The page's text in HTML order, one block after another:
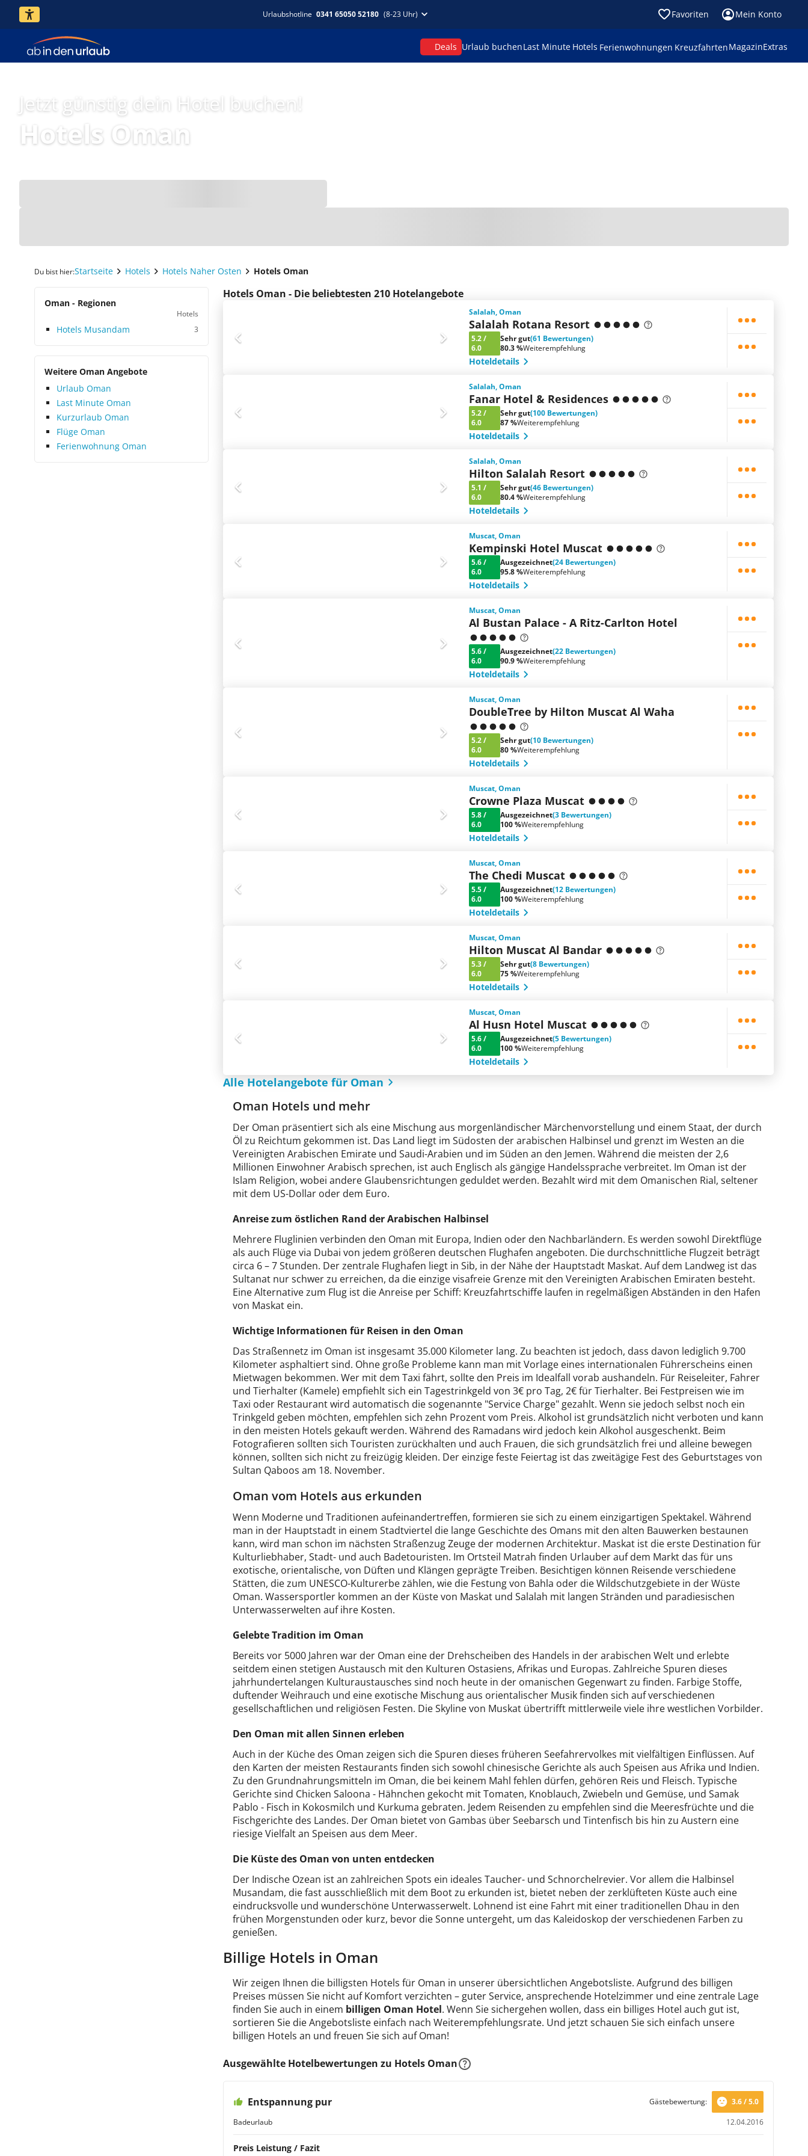
Urlaubshotline 0341 65050 52180 (8-23 Uhr) Favoriten Mein Konto
Deals Urlaub buchenLast Minute Hotels Ferienwohnungen KreuzfahrtenMagazinExtras
Jetzt günstig dein Hotel buchen!
Hotels Oman
Du bist hier:Startseite Hotels Hotels Naher Osten Hotels Oman
Oman - Regionen
Hotels
Hotels Musandam 3
Weitere Oman Angebote
Urlaub Oman
Last Minute Oman
Kurzurlaub Oman
Flüge Oman
Ferienwohnung Oman
Hotels Oman - Die beliebtesten 210 Hotelangebote
Salalah, Oman
Salalah Rotana Resort
5.2/
6.0
Sehr gut(61 Bewertungen)
80.3 %Weiterempfehlung
Hoteldetails
Salalah, Oman
Fanar Hotel & Residences
5.2/
6.0
Sehr gut(100 Bewertungen)
87 %Weiterempfehlung
Hoteldetails
Salalah, Oman
Hilton Salalah Resort
5.1 /
6.0
Sehr gut(46 Bewertungen)
80.4 %Weiterempfehlung
Hoteldetails
Muscat, Oman
Kempinski Hotel Muscat
5.6/
6.0
Ausgezeichnet(24 Bewertungen)
95.8 %Weiterempfehlung
Hoteldetails
Muscat, Oman
Al Bustan Palace - A Ritz-Carlton Hotel
5.6/
6.0
Ausgezeichnet(22 Bewertungen)
90.9 %Weiterempfehlung
Hoteldetails
Muscat, Oman
DoubleTree by Hilton Muscat Al Waha
5.2/
6.0
Sehr gut(10 Bewertungen)
80 %Weiterempfehlung
Hoteldetails
Muscat, Oman
Crowne Plaza Muscat
5.8/
6.0
Ausgezeichnet(3 Bewertungen)
100 %Weiterempfehlung
Hoteldetails
Muscat, Oman
The Chedi Muscat
5.5/
6.0
Ausgezeichnet(12 Bewertungen)
100 %Weiterempfehlung
Hoteldetails
Muscat, Oman
Hilton Muscat Al Bandar
5.3/
6.0
Sehr gut(8 Bewertungen)
75 %Weiterempfehlung
Hoteldetails
Muscat, Oman
Al Husn Hotel Muscat
5.6/
6.0
Ausgezeichnet(5 Bewertungen)
100 %Weiterempfehlung
Hoteldetails
Alle Hotelangebote für Oman
Oman Hotels und mehr
Der Oman präsentiert sich als eine Mischung aus morgenländischer Märchenvorstellung und einem Staat, der durch
Öl zu Reichtum gekommen ist. Das Land liegt im Südosten der arabischen Halbinsel und grenzt im Westen an die
Vereinigten Arabischen Emirate und Saudi-Arabien und im Süden an den Jemen. Während die meisten der 2,6
Millionen Einwohner Arabisch sprechen, ist auch Englisch als gängige Handelssprache verbreitet. Im Oman ist der
Islam Religion, wobei andere Glaubensrichtungen geduldet werden. Bezahlt wird mit dem Omanischen Rial, seltener
mit dem US-Dollar oder dem Euro.
Anreise zum östlichen Rand der Arabischen Halbinsel
Mehrere Fluglinien verbinden den Oman mit Europa, Indien oder den Nachbarländern. Es werden sowohl Direktflüge
als auch Flüge via Dubai von jedem größeren deutschen Flughafen angeboten. Die durchschnittliche Flugzeit beträgt
circa 6 – 7 Stunden. Der zentrale Flughafen liegt in Sib, in der Nähe der Hauptstadt Maskat. Auf dem Landweg ist das
Sultanat nur schwer zu erreichen, da die einzige visafreie Grenze mit den Vereinigten Arabischen Emiraten besteht.
Eine Alternative zum Flug ist die Anreise per Schiff: Kreuzfahrtschiffe laufen in regelmäßigen Abständen in den Hafen
von Maskat ein.
Wichtige Informationen für Reisen in den Oman
Das Straßennetz im Oman ist insgesamt 35.000 Kilometer lang. Zu beachten ist jedoch, dass davon lediglich 9.700
Kilometer asphaltiert sind. Ohne große Probleme kann man mit Vorlage eines internationalen Führerscheins einen
Mietwagen bekommen. Wer mit dem Taxi fährt, sollte den Preis im Idealfall vorab aushandeln. Für Reiseleiter, Fahrer
und Tierhalter (Kamele) empfiehlt sich ein Tagestrinkgeld von 3€ pro Tag, 2€ für Tierhalter. Bei Festpreisen wie im
Taxi oder Restaurant wird automatisch die sogenannte "Service Charge" gezahlt. Wenn sie jedoch selbst noch ein
Trinkgeld geben möchten, empfehlen sich zehn Prozent vom Preis. Alkohol ist grundsätzlich nicht verboten und kann
in den meisten Hotels gekauft werden. Während des Ramadans wird jedoch kein Alkohol ausgeschenkt. Beim
Fotografieren sollten sich Touristen zurückhalten und auch Frauen, die sich grundsätzlich frei und alleine bewegen
können, sollten sich nicht zu freizügig kleiden. Der einzige feste Feiertag ist das zweitägige Fest des Geburtstages von
Sultan Qaboos am 18. November.
Oman vom Hotels aus erkunden
Wenn Moderne und Traditionen aufeinandertreffen, formieren sie sich zu einem einzigartigen Spektakel. Während
man in der Hauptstadt in einem Stadtviertel die lange Geschichte des Omans mit den alten Bauwerken bestaunen
kann, wird man schon im nächsten Straßenzug Zeuge der modernen Architektur. Maskat ist die erste Destination für
Kulturliebhaber, Stadt- und auch Badetouristen. Im Ortsteil Matrah finden Urlauber auf dem Markt das für uns
exotische, orientalische, von Düften und Klängen geprägte Treiben. Besichtigen können Reisende verschiedene
Stätten, die zum UNESCO-Kulturerbe zählen, wie die Festung von Bahla oder die Wildschutzgebiete in der Wüste
Oman. Wassersportler kommen an der Küste von Maskat und Salalah mit langen Stränden und paradiesischen
Unterwasserwelten auf ihre Kosten.
Gelebte Tradition im Oman
Bereits vor 5000 Jahren war der Oman eine der Drehscheiben des Handels in der arabischen Welt und erlebte
seitdem einen stetigen Austausch mit den Kulturen Ostasiens, Afrikas und Europas. Zahlreiche Spuren dieses
jahrhundertelangen Kulturaustausches sind noch heute in der omanischen Gegenwart zu finden. Farbige Stoffe,
duftender Weihrauch und eine exotische Mischung aus orientalischer Musik finden sich auf verschiedenen
gesellschaftlichen und religiösen Festen. Die Skyline von Muskat übertrifft mittlerweile viele ihre westlichen Vorbilder.
Den Oman mit allen Sinnen erleben
Auch in der Küche des Oman zeigen sich die Spuren dieses früheren Seefahrervolkes mit vielfältigen Einflüssen. Auf
den Karten der meisten Restaurants finden sich sowohl chinesische Gerichte als auch Speisen aus Afrika und Indien.
Zu den Grundnahrungsmitteln im Oman, die bei keinem Mahl fehlen dürfen, gehören Reis und Fleisch. Typische
Gerichte sind Chicken Saloona - Hähnchen gekocht mit Tomaten, Knoblauch, Zwiebeln und Gemüse, und Samak
Pablo - Fisch in Kokosmilch und Kurkuma gebraten. Jedem Reisenden zu empfehlen sind die Meeresfrüchte und die
Fischgerichte des Landes. Der Oman bietet von Gambas über Seebarsch und Tintenfisch bis hin zu Austern eine
riesige Vielfalt an Speisen aus dem Meer.
Die Küste des Oman von unten entdecken
Der Indische Ozean ist an zahlreichen Spots ein ideales Taucher- und Schnorchelrevier. Vor allem die Halbinsel
Musandam, die fast ausschließlich mit dem Boot zu erkunden ist, bietet neben der zerklüfteten Küste auch eine
eindrucksvolle und wunderschöne Unterwasserwelt. Lohnend ist eine Fahrt mit einer traditionellen Dhau in den
frühen Morgenstunden oder kurz, bevor die Sonne untergeht, um das Kaleidoskop der verschiedenen Farben zu
genießen.
Billige Hotels in Oman
Wir zeigen Ihnen die billigsten Hotels für Oman in unserer übersichtlichen Angebotsliste. Aufgrund des billigen
Preises müssen Sie nicht auf Komfort verzichten – guter Service, ansprechende Hotelzimmer und eine zentrale Lage
finden Sie auch in einem billigen Oman Hotel. Wenn Sie sichergehen wollen, dass ein billiges Hotel auch gut ist,
sortieren Sie die Angebotsliste einfach nach Weiterempfehlungsrate. Und jetzt schauen Sie sich einfach unsere
billigen Hotels an und freuen Sie sich auf Oman!
Ausgewählte Hotelbewertungen zu Hotels Oman
Entspannung pur
Badeurlaub 12.04.2016
Gästebewertung: 3.6 / 5.0
Preis Leistung / Fazit